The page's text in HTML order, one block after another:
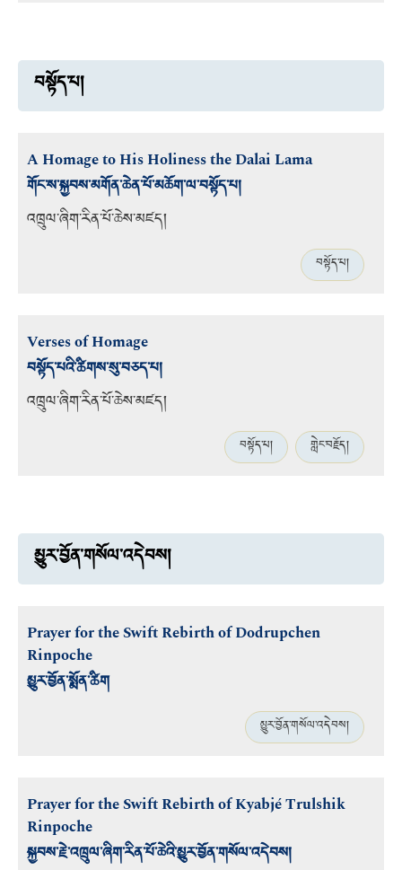
བསྟོད་པ།
A Homage to His Holiness the Dalai Lama
གོང་ས་སྐྱབས་མགོན་ཆེན་པོ་མཆོག་ལ་བསྟོད་པ།
འཁྲུལ་ཞིག་རིན་པོ་ཆེས་མཛད།
བསྟོད་པ།
Verses of Homage
བསྟོད་པའི་ཚིགས་སུ་བཅད་པ།
འཁྲུལ་ཞིག་རིན་པོ་ཆེས་མཛད།
བསྟོད་པ། གླེང་བརྗོད།
མྱུར་བྱོན་གསོལ་འདེབས།
Prayer for the Swift Rebirth of Dodrupchen
Rinpoche
མྱུར་བྱོན་སྨོན་ཚིག
མྱུར་བྱོན་གསོལ་འདེབས།
Prayer for the Swift Rebirth of Kyabjé Trulshik
Rinpoche
སྐྱབས་རྗེ་འཁྲུལ་ཞིག་རིན་པོ་ཆེའི་མྱུར་བྱོན་གསོལ་འདེབས།